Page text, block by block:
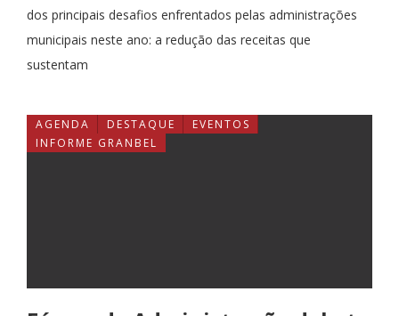
dos principais desafios enfrentados pelas administrações
municipais neste ano: a redução das receitas que
sustentam
AGENDA DESTAQUE
EVENTOS
INFORME GRANBEL